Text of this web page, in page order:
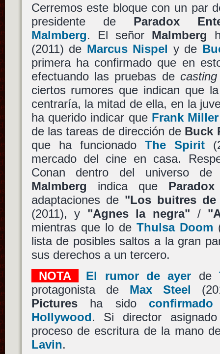
Cerremos este bloque con un par
presidente de Paradox
Malmberg. El señor Malmberg
(2011) de Marcus Nispel y de
primera ha confirmado que en
efectuando las pruebas decasting
ciertos rumores que indican que
centraría, la mitad de ella, en la
ha querido indicar que Frank Miller
de las tareas de dirección de Buck
que ha funcionado The Spirit
mercado del cine en casa.
Conan dentro del universo
Malmberg indica que Paradox
adaptaciones de "Los buitres de
(2011), y "Agnes la negra" /
mientras que lo de Thulsa Doom
lista de posibles saltos a la gran
sus derechos a un tercero.
NOTA
El rumor de ayer de
protagonista de Max Steel
Picturesha sido
Hollywood. Si director
proceso de escritura de la mano
Lavin.